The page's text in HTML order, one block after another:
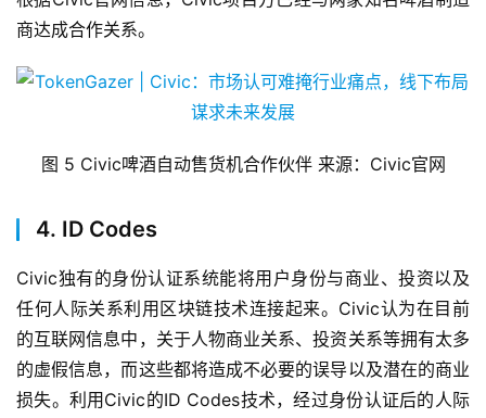
商达成合作关系。
图 5 Civic啤酒自动售货机合作伙伴 来源：Civic官网
4. ID Codes
Civic独有的身份认证系统能将用户身份与商业、投资以及
任何人际关系利用区块链技术连接起来。Civic认为在目前
的互联网信息中，关于人物商业关系、投资关系等拥有太多
的虚假信息，而这些都将造成不必要的误导以及潜在的商业
损失。利用Civic的ID Codes技术，经过身份认证后的人际